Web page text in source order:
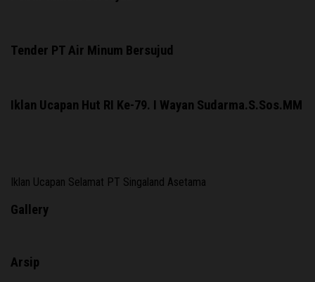
Tender PT Air Minum Bersujud
Iklan Ucapan Hut RI Ke-79. I Wayan Sudarma.S.Sos.MM
Iklan Ucapan Selamat PT Singaland Asetama
Gallery
Arsip